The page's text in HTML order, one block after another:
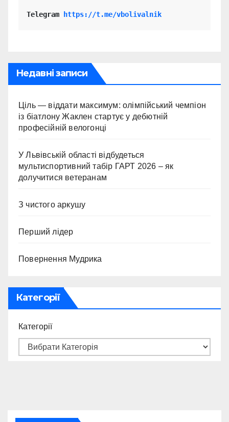
Telegram https://t.me/vbolivalnik
Недавні записи
Ціль — віддати максимум: олімпійський чемпіон
із біатлону Жаклен стартує у дебютній
професійній велогонці
У Львівській області відбудеться
мультиспортивний табір ГАРТ 2026 – як
долучитися ветеранам
З чистого аркушу
Перший лідер
Повернення Мудрика
Категорії
Категорії